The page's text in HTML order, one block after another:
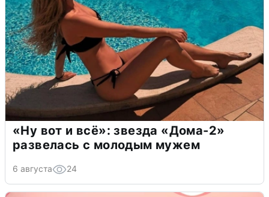
«Ну вот и всё»: звезда «Дома-2»
развелась с молодым мужем
6 августа 24